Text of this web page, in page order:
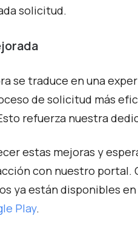
solicitud.
se traduce en una
de solicitud más
refuerza nuestra
estas mejoras y
con nuestro portal.
yaestán disponibles
Play.